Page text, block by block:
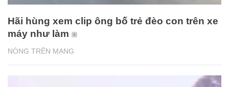
NÓNG TRÊN MẠNG
Hãi hùng xem clip ông bố trẻ đèo con trên xe
máy như làm